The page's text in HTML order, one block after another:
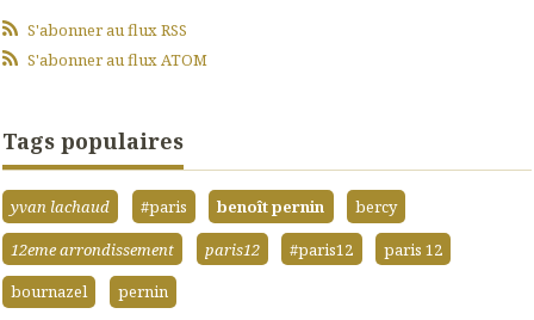
S'abonner au flux RSS
S'abonner au flux ATOM
Tags populaires
yvan lachaud #paris benoît pernin
bercy
12eme arrondissement
paris12 #paris12
paris 12
bournazel
pernin